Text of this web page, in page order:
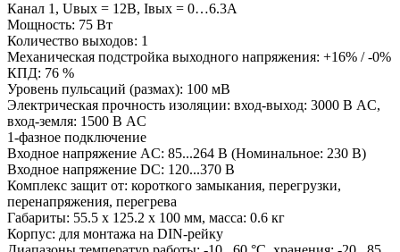
Канал 1, Uвых = 12В, Iвых = 0…6.3А
Мощность: 75 Вт
Количество выходов: 1
Механическая подстройка выходного напряжения: +16% / -0%
КПД: 76 %
Уровень пульсаций (размах): 100 мВ
Электрическая прочность изоляции: вход-выход: 3000 В AC,
вход-земля: 1500 В AC
1-фазное подключение
Входное напряжение AC: 85...264 В (Номинальное: 230 В)
Входное напряжение DC: 120...370 В
Комплекс защит от: короткого замыкания, перегрузки,
перенапряжения, перегрева
Габариты: 55.5 x 125.2 x 100 мм, масса: 0.6 кг
Корпус: для монтажа на DIN-рейку